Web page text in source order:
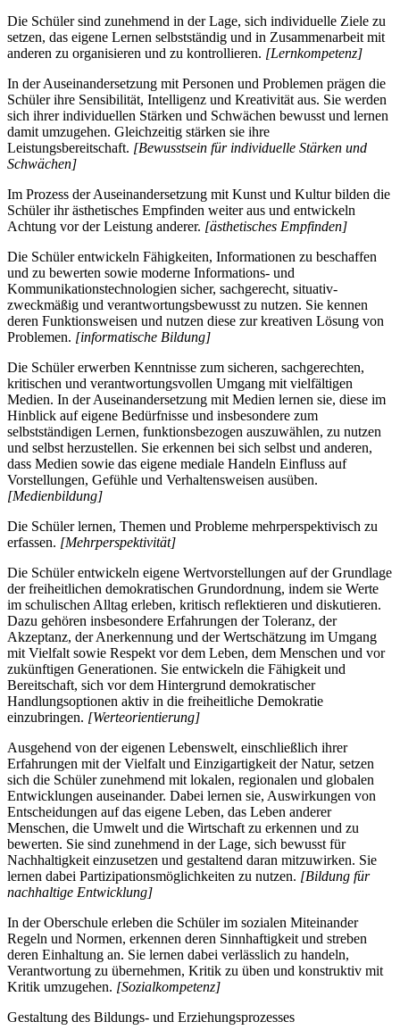
Die Schüler sind zunehmend in der Lage, sich individuelle Ziele zu
setzen, das eigene Lernen selbstständig und in Zusammenarbeit mit
anderen zu organisieren und zu kontrollieren. [Lernkompetenz]
In der Auseinandersetzung mit Personen und Problemen prägen die
Schüler ihre Sensibilität, Intelligenz und Kreativität aus. Sie werden
sich ihrer individuellen Stärken und Schwächen bewusst und lernen
damit umzugehen. Gleichzeitig stärken sie ihre
Leistungsbereitschaft. [Bewusstsein für individuelle Stärken und
Schwächen]
Im Prozess der Auseinandersetzung mit Kunst und Kultur bilden die
Schüler ihr ästhetisches Empfinden weiter aus und entwickeln
Achtung vor der Leistung anderer. [ästhetisches Empfinden]
Die Schüler entwickeln Fähigkeiten, Informationen zu beschaffen
und zu bewerten sowie moderne Informations- und
Kommunikationstechnologien sicher, sachgerecht, situativ-
zweckmäßig und verantwortungsbewusst zu nutzen. Sie kennen
deren Funktionsweisen und nutzen diese zur kreativen Lösung von
Problemen. [informatische Bildung]
Die Schüler erwerben Kenntnisse zum sicheren, sachgerechten,
kritischen und verantwortungsvollen Umgang mit vielfältigen
Medien. In der Auseinandersetzung mit Medien lernen sie, diese im
Hinblick auf eigene Bedürfnisse und insbesondere zum
selbstständigen Lernen, funktionsbezogen auszuwählen, zu nutzen
und selbst herzustellen. Sie erkennen bei sich selbst und anderen,
dass Medien sowie das eigene mediale Handeln Einfluss auf
Vorstellungen, Gefühle und Verhaltensweisen ausüben.
[Medienbildung]
Die Schüler lernen, Themen und Probleme mehrperspektivisch zu
erfassen. [Mehrperspektivität]
Die Schüler entwickeln eigene Wertvorstellungen auf der Grundlage
der freiheitlichen demokratischen Grundordnung, indem sie Werte
im schulischen Alltag erleben, kritisch reflektieren und diskutieren.
Dazu gehören insbesondere Erfahrungen der Toleranz, der
Akzeptanz, der Anerkennung und der Wertschätzung im Umgang
mit Vielfalt sowie Respekt vor dem Leben, dem Menschen und vor
zukünftigen Generationen. Sie entwickeln die Fähigkeit und
Bereitschaft, sich vor dem Hintergrund demokratischer
Handlungsoptionen aktiv in die freiheitliche Demokratie
einzubringen. [Werteorientierung]
Ausgehend von der eigenen Lebenswelt, einschließlich ihrer
Erfahrungen mit der Vielfalt und Einzigartigkeit der Natur, setzen
sich die Schüler zunehmend mit lokalen, regionalen und globalen
Entwicklungen auseinander. Dabei lernen sie, Auswirkungen von
Entscheidungen auf das eigene Leben, das Leben anderer
Menschen, die Umwelt und die Wirtschaft zu erkennen und zu
bewerten. Sie sind zunehmend in der Lage, sich bewusst für
Nachhaltigkeit einzusetzen und gestaltend daran mitzuwirken. Sie
lernen dabei Partizipationsmöglichkeiten zu nutzen. [Bildung für
nachhaltige Entwicklung]
In der Oberschule erleben die Schüler im sozialen Miteinander
Regeln und Normen, erkennen deren Sinnhaftigkeit und streben
deren Einhaltung an. Sie lernen dabei verlässlich zu handeln,
Verantwortung zu übernehmen, Kritik zu üben und konstruktiv mit
Kritik umzugehen. [Sozialkompetenz]
Gestaltung des Bildungs- und Erziehungsprozesses